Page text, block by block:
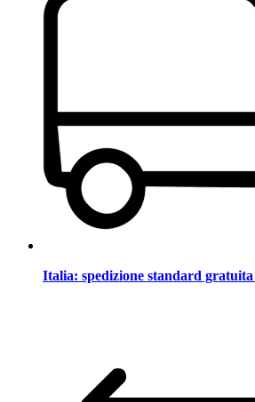
Italia: spedizione standard gratuita